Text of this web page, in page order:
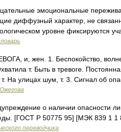
эмоциональные
диффузный характер, не
уровне фиксируются
и, жен. 1. Беспокойство,
т. Быть в тревоге.
На улицах шум, т. 3. Сигнал об
о наличии опасности
[ГОСТ Р 50775 95] [МЭК 839 1 1
переводчика